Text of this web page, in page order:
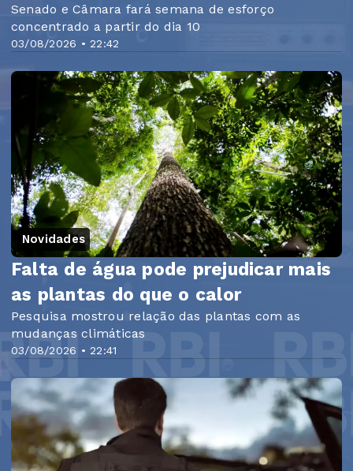
03/08/2026 • 22:42
Senado e Câmara fará semana de esforço
concentrado a partir do dia 10
Novidades
03/08/2026 • 22:41
Falta de água pode prejudicar mais
as plantas do que o calor
Pesquisa mostrou relação das plantas com as
mudanças climáticas